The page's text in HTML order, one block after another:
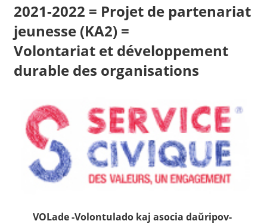
2021-2022 = Projet de partenariat
jeunesse (KA2) =
Volontariat et développement
durable des organisations
VOLade -Volontulado kaj asocia daŭripov-